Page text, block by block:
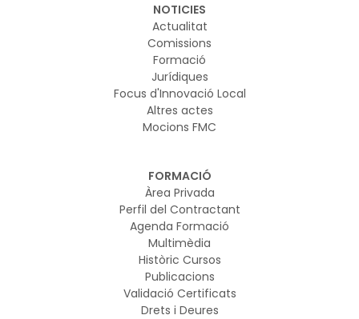
NOTICIES
Actualitat
Comissions
Formació
Jurídiques
Focus d'Innovació Local
Altres actes
Mocions FMC
FORMACIÓ
Àrea Privada
Perfil del Contractant
Agenda Formació
Multimèdia
Històric Cursos
Publicacions
Validació Certificats
Drets i Deures